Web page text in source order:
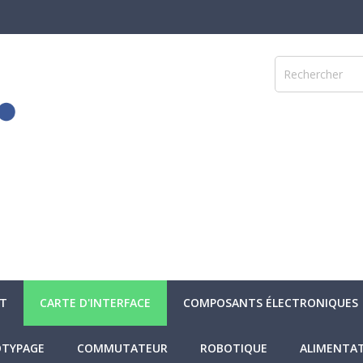
CARTE D'INTERFACE COMPOSANTS ÉLECTRONIQUES
COMMUTATEUR ROBOTIQUE